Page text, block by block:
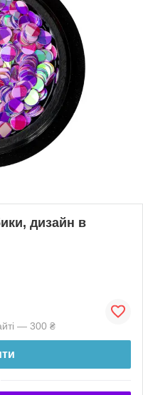
дизайн в
— 300 ₴